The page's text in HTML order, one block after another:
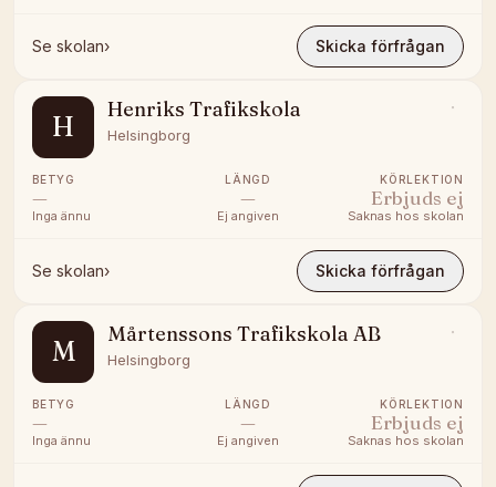
Se skolan› Skicka förfrågan
H
Henriks Trafikskola
Helsingborg
BETYG
—
Inga ännu
LÄNGD
—
Ej angiven
KÖRLEKTION
Erbjuds ej
Saknas hos skolan
Se skolan› Skicka förfrågan
M
Mårtenssons Trafikskola AB
Helsingborg
BETYG
—
Inga ännu
LÄNGD
—
Ej angiven
KÖRLEKTION
Erbjuds ej
Saknas hos skolan